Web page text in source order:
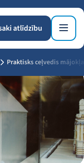
atlīdzību
Praktisks ceļvedis